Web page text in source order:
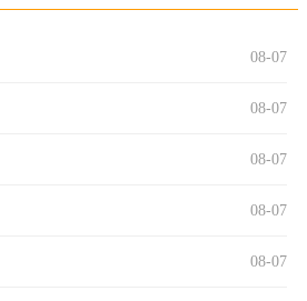
08-07
08-07
08-07
08-07
08-07